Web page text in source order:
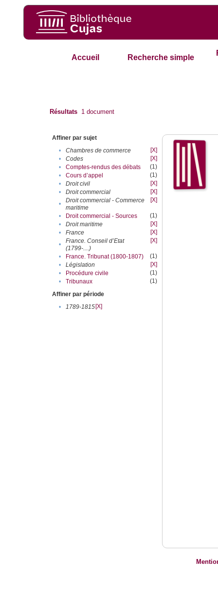
Accueil Recherche simple
Résultats 1 document
Affiner par sujet
•
Chambres de commerce
[X]
•
Codes
[X]
•
Comptes-rendus des débats
(1)
•
Cours d’appel
(1)
•
Droit civil
[X]
•
Droit commercial
[X]
•
Droit commercial - Commerce
maritime
[X]
• Droit commercial - Sources
(1)
•
Droit maritime
[X]
•
France
[X]
•
France. Conseil d’Etat
(1799-....)
[X]
• France. Tribunat (1800-1807)
(1)
•
Législation
[X]
•
Procédure civile
(1)
•
Tribunaux
(1)
Affiner par période
•
1789-1815[X]